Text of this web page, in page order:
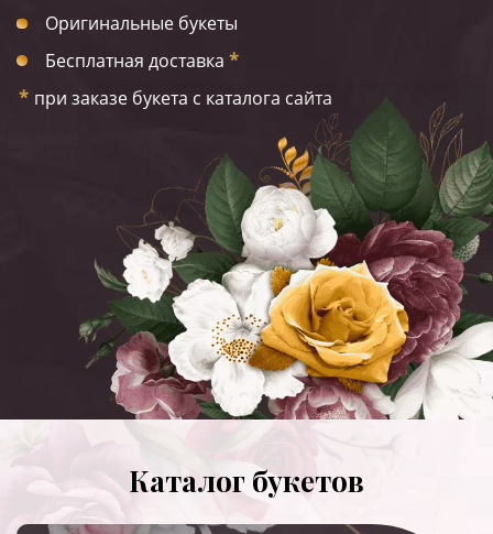
Оригинальные букеты
Бесплатная доставка *
* при заказе букета с каталога сайта
Каталог букетов